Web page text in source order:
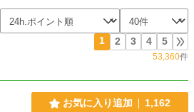
1 2 3 4 5
53,360件
お気に入り追加 1,162